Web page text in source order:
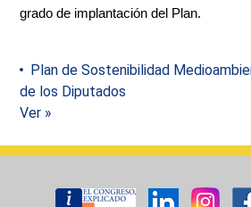
grado de implantación del Plan.
Plan de Sostenibilidad
de los Diputados
Ver »